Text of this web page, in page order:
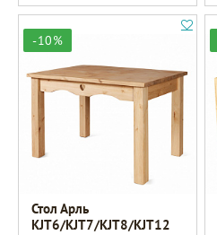
-10%
Стол Арль
KJT6/KJT7/KJT8/KJT12